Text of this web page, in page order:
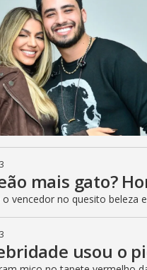
mais gato?
o vencedor no quesito beleza
usou o